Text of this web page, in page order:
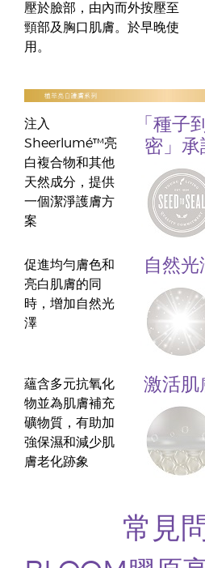
壓於臉部，由內而外按壓至
頸部及胸口肌膚。於早晚使
用。
注入
Sheerlumé™亮
白複合物和其他
天然成分，提供
一個潔淨護膚方
案
「種子
密」承
促進均勻膚色和
亮白肌膚的同
時，增加自然光
澤
自然光
蘊含多元抗氧化
物並為肌膚補充
礦物質，有助加
強保濕和減少肌
膚老化跡象
激活肌
常見